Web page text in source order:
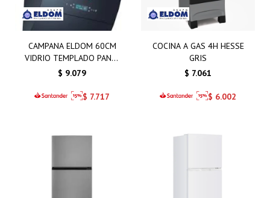
CAMPANA ELDOM 60CM
VIDRIO TEMPLADO PANEL
TACTIL
$ 9.079
$ 7.717
COCINA A GAS 4H HESSE
GRIS
$ 7.061
$ 6.002